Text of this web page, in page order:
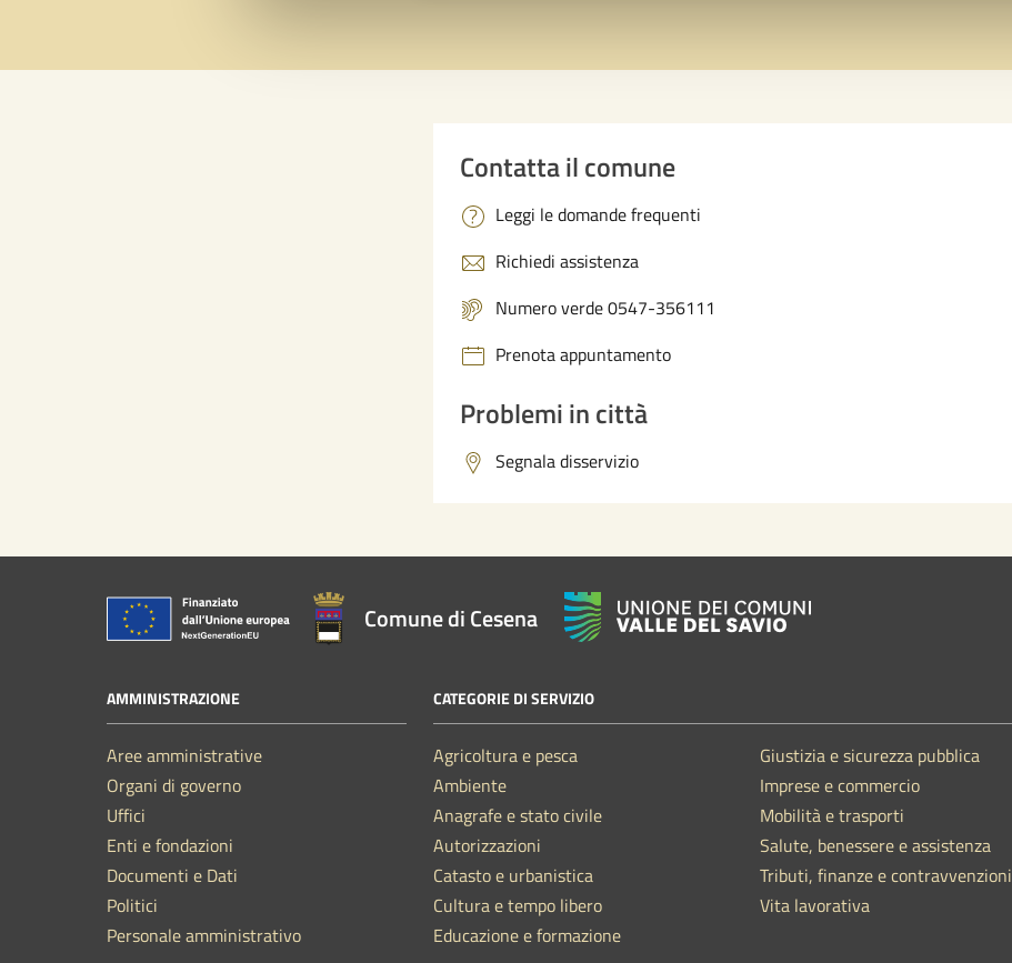
Contatta il comune
Leggi le domande frequenti
Richiedi assistenza
Numero verde 0547-356111
Prenota appuntamento
Problemi in città
Segnala disservizio
Comune di Cesena
AMMINISTRAZIONE
Aree amministrative
Organi di governo
Uffici
Enti e fondazioni
Documenti e Dati
Politici
Personale amministrativo
CATEGORIE DI SERVIZIO
Agricoltura e pesca
Ambiente
Anagrafe e stato civile
Autorizzazioni
Catasto e urbanistica
Cultura e tempo libero
Educazione e formazione
Giustizia e sicurezza pubblica
Imprese e commercio
Mobilità e trasporti
Salute, benessere e assistenza
Tributi, finanze e contravvenzioni
Vita lavorativa